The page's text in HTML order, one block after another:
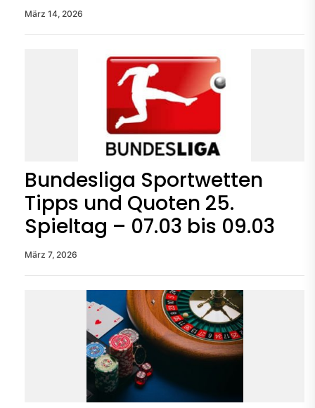
März 14, 2026
Bundesliga Sportwetten
Tipps und Quoten 25.
Spieltag – 07.03 bis 09.03
März 7, 2026